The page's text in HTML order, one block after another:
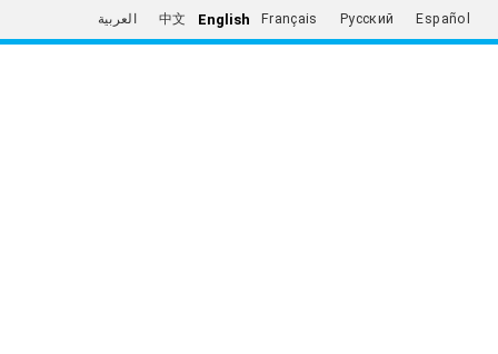
العربية 中文 English Français Русский Español